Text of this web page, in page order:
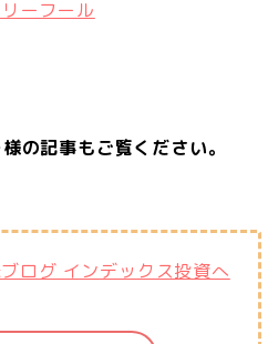
ーフール
の記事もご覧ください。